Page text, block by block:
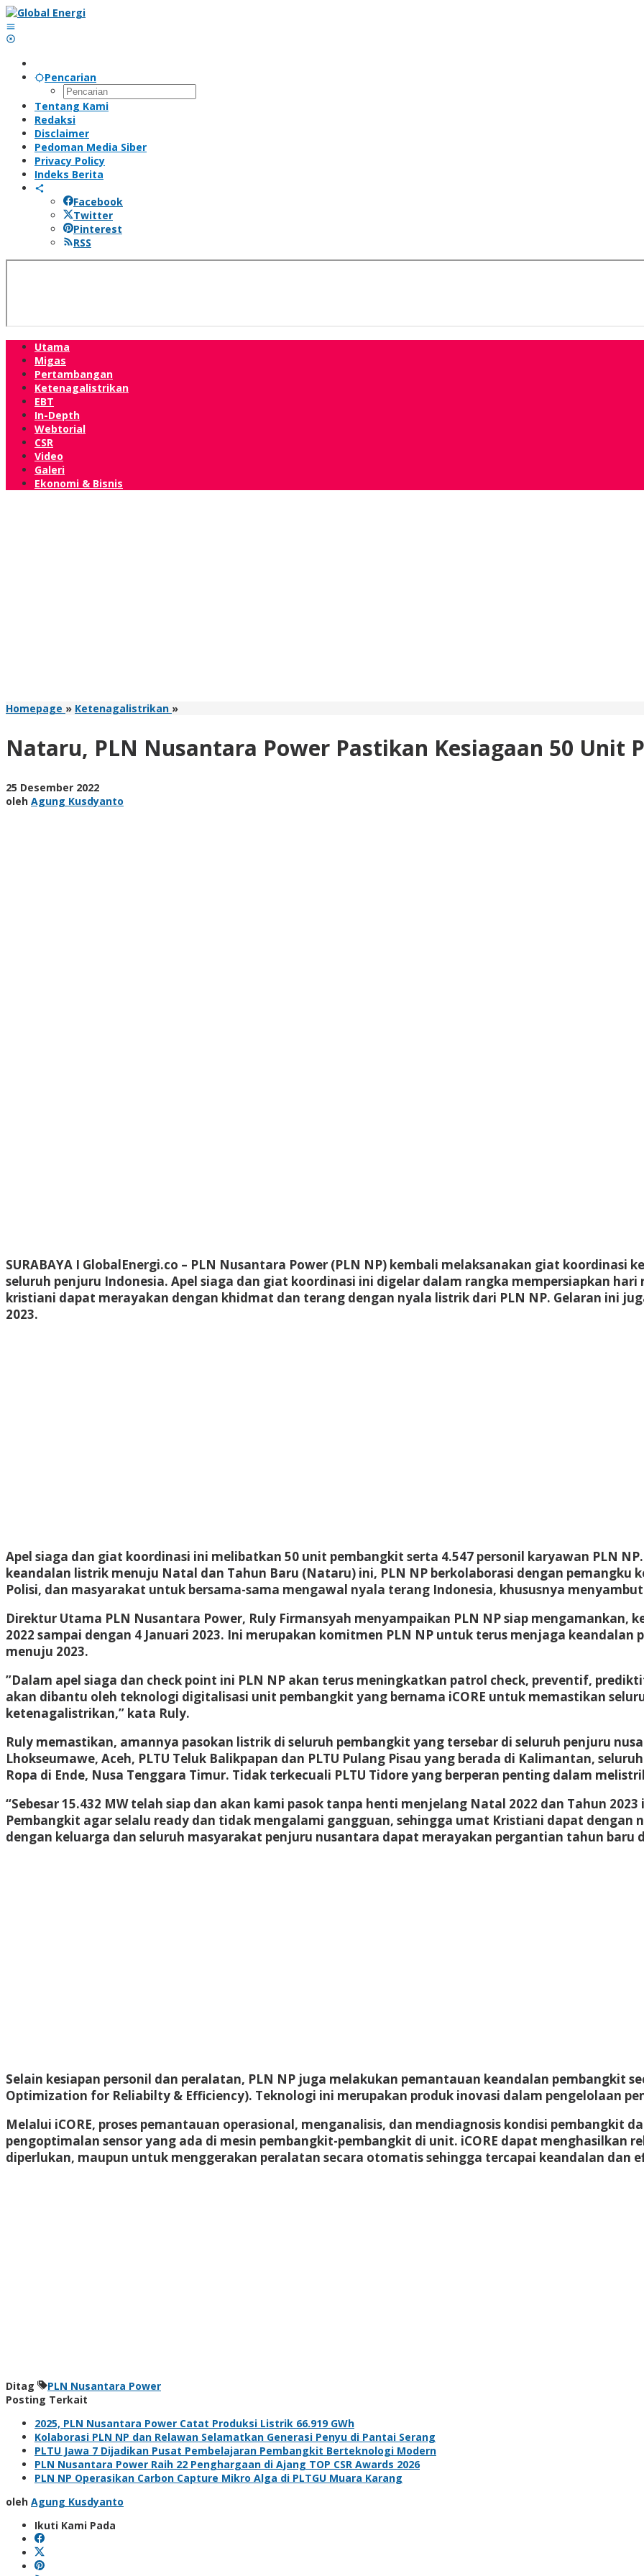
Lewati
ke
konten
Pencarian
Tentang Kami
Redaksi
Disclaimer
Pedoman Media Siber
Privacy Policy
Indeks Berita
Facebook
Twitter
Pinterest
RSS
Utama
Migas
Pertambangan
Ketenagalistrikan
EBT
In-Depth
Webtorial
CSR
Video
Galeri
Ekonomi & Bisnis
Homepage » Ketenagalistrikan »Nataru,
Power
Nataru, PLN Nusantara Power Pastikan Kesiagaan 50 Unit
25 Desember 2022oleh
Agung
oleh Agung Kusdyanto
SURABAYA I GlobalEnergi.co – PLN Nusantara Power (PLN NP) kembali melaksanakan giat koordinasi
seluruh penjuru Indonesia. Apel siaga dan giat koordinasi ini digelar dalam rangka mempersiapkan
kristiani dapat merayakan dengan khidmat dan terang dengan nyala listrik dari PLN NP. Gelaran ini
2023.
Apel siaga dan giat koordinasi ini melibatkan 50 unit pembangkit serta 4.547 personil karyawan PLN
keandalan listrik menuju Natal dan Tahun Baru (Nataru) ini, PLN NP berkolaborasi dengan pemangku
Polisi, dan masyarakat untuk bersama-sama mengawal nyala terang Indonesia, khususnya
Direktur Utama PLN Nusantara Power, Ruly Firmansyah menyampaikan PLN NP siap mengamankan,
2022 sampai dengan 4 Januari 2023. Ini merupakan komitmen PLN NP untuk terus menjaga
menuju 2023.
”Dalam apel siaga dan check point ini PLN NP akan terus meningkatkan patrol check, preventif,
akan dibantu oleh teknologi digitalisasi unit pembangkit yang bernama iCORE untuk memastikan
ketenagalistrikan,” kata Ruly.
Ruly memastikan, amannya pasokan listrik di seluruh pembangkit yang tersebar di seluruh penjuru
Lhokseumawe, Aceh, PLTU Teluk Balikpapan dan PLTU Pulang Pisau yang berada di Kalimantan,
Ropa di Ende, Nusa Tenggara Timur. Tidak terkecuali PLTU Tidore yang berperan penting dalam
“Sebesar 15.432 MW telah siap dan akan kami pasok tanpa henti menjelang Natal 2022 dan Tahun
Pembangkit agar selalu ready dan tidak mengalami gangguan, sehingga umat Kristiani dapat dengan
dengan keluarga dan seluruh masyarakat penjuru nusantara dapat merayakan pergantian tahun baru
Selain kesiapan personil dan peralatan, PLN NP juga melakukan pemantauan keandalan pembangkit
Optimization for Reliabilty & Efficiency). Teknologi ini merupakan produk inovasi dalam pengelolaan
Melalui iCORE, proses pemantauan operasional, menganalisis, dan mendiagnosis kondisi pembangkit
pengoptimalan sensor yang ada di mesin pembangkit-pembangkit di unit. iCORE dapat menghasilkan
diperlukan, maupun untuk menggerakan peralatan secara otomatis sehingga tercapai keandalan dan
Ditag
PLN Nusantara Power
Posting Terkait
2025, PLN Nusantara Power Catat Produksi Listrik 66.919 GWh
Kolaborasi PLN NP dan Relawan Selamatkan Generasi Penyu di Pantai Serang
PLTU Jawa 7 Dijadikan Pusat Pembelajaran Pembangkit Berteknologi Modern
PLN Nusantara Power Raih 22 Penghargaan di Ajang TOP CSR Awards 2026
PLN NP Operasikan Carbon Capture Mikro Alga di PLTGU Muara Karang
oleh Agung Kusdyanto
Ikuti Kami Pada